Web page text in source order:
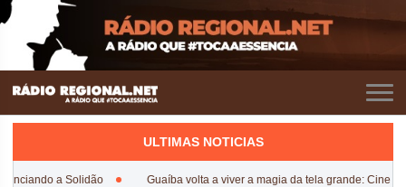
ULTIMAS NOTICIAS
a Solidão Guaíba volta a viver a magia da tela grande: Cine